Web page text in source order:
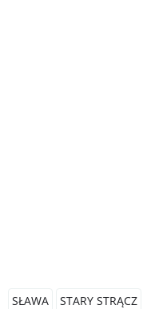
SŁAWA STARY STRĄCZ